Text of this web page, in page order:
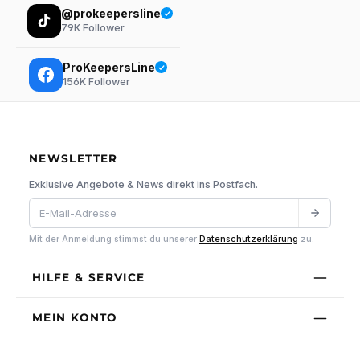
@prokeepersline
79K Follower
ProKeepersLine
156K Follower
NEWSLETTER
Exklusive Angebote & News direkt ins Postfach.
Mit der Anmeldung stimmst du unserer Datenschutzerklärung zu.
HILFE & SERVICE
MEIN KONTO